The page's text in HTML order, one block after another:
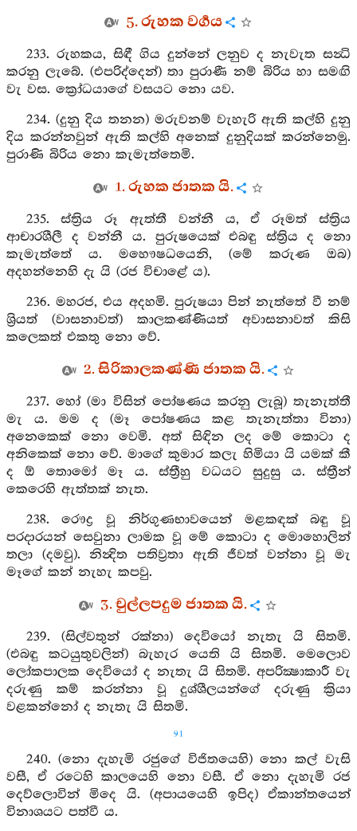
5. රුහක වර්‍ගය
233. රුහකය, සිඳී ගිය දුන්නේ ලනුව ද නැවැත සන්‍ධි
කරනු ලැබේ. (එපරිද්දෙන්) තා පුරාණී නම් බිරිය හා සමඟි
වැ වස. ක්‍රෝධයාගේ වසයට නො යව.
234. (දුනු දිය තනන) මරුවනම් වැහැරි ඇති කල්හි දුනු
දිය කරන්නවුන් ඇති කල්හි අනෙක් දුනුදියක් කරන්නෙමු.
පුරාණි බිරිය නො කැමැත්තෙමි.
1. රුහක ජාතක යි.
235. ස්ත්‍රිය රූ ඇත්තී වන්නී ය, ඒ රූමත් ස්ත්‍රිය
ආචාරශීලී ද වන්නී ය. පුරුෂයෙක් එබඳු ස්ත්‍රිය ද නො
කැමැත්තේ ය. මහෞෂධයෙනි, (මේ කරුණ ඔබ)
අදහන්නෙහි දැ යි (රජ විචාළේ ය).
236. මහරජ, එය අදහමි. පුරුෂයා පින් නැත්තේ වී නම්
ශ්‍රියත් (වාසනාවත්) කාලකණ්ණියත් අවාසනාවත් කිසි
කලෙකත් එකතු නො වේ.
2. සිරිකාලකණ්ණි ජාතක යි.
237. හෝ (මා විසින් පෝෂණය කරනු ලැබූ) තැනැත්තී
මැ ය. මම ද (මෑ පෝෂණය කළ තැනැත්තා විනා)
අනෙකෙක් නො වෙමි. අත් සිඳින ලද මේ කොටා ද
අනිකෙක් නො වේ. මාගේ කුමාර කලැ හිමියා යි යමක් කී
ද ඕ තොමෝ මෑ ය. ස්ත්‍රීහු වධයට සුදුසු ය. ස්ත්‍රීන්
කෙරෙහි ඇත්තක් නැත.
238. රෞද්‍ර වූ නිර්ගුණභාවයෙන් මළකඳක් බඳු වූ
පරදාරයන් සෙවුනා ලාමක වූ මේ කොටා ද මොහොලින්
තලා (දමවු). නින්‍දිත පතිව්‍රතා ඇති ජීවත් වන්නා වූ මැ
මෑගේ කන් නැහැ කපවු.
3. චුල්ලපදුම ජාතක යි.
239. (සිල්වතුන් රක්නා) දෙවියෝ නැතැ යි සිතමි.
(එබඳු කටයුතුවලින්) බැහැර යෙති යි සිතමි. මෙලොව
ලෝකපාලක දෙවියෝ ද නැතැ යි සිතමි. අපරික්‍ෂාකාරී වැ
දරුණු කම් කරන්නා වූ දුශ්ශීලයන්ගේ දරුණු ක්‍රියා
වළකන්නෝ ද නැතැ යි සිතමි.
91
240. (නො දැහැමි රජුගේ විජිතයෙහි) නො කල් වැසි
වසී, ඒ රටෙහි කාලයෙහි නො වසී. ඒ නො දැහැමි රජ
දෙව්ලොවින් මිදෙ යි. (අපායයෙහි ඉපිද) ඒකාන්තයෙන්
විනාශයට පත්වී ය.